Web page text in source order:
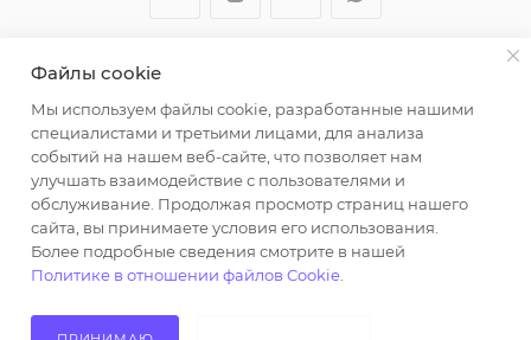
2026 © ООО "Вайт Текстиль групп"
Любая информация на сайте носит справочный
характер и не является публичной офертой
определяемой положениями пункта 2 статьи 437
Гражданского кодекса Российской Федерации.
Использование любых материалов, опубликованных
на https://opt-milena.ru, допустимо только при
наличии письменного разрешения редакции и
активной ссылки на https://opt-milena.ru
Файлы cookie
Мы используем файлы cookie, разработанные нашими
специалистами и третьими лицами, для анализа
событий на нашем веб-сайте, что позволяет нам
улучшать взаимодействие с пользователями и
обслуживание. Продолжая просмотр страниц нашего
сайта, вы принимаете условия его использования.
Более подробные сведения смотрите в нашей
Политике в отношении файлов Cookie